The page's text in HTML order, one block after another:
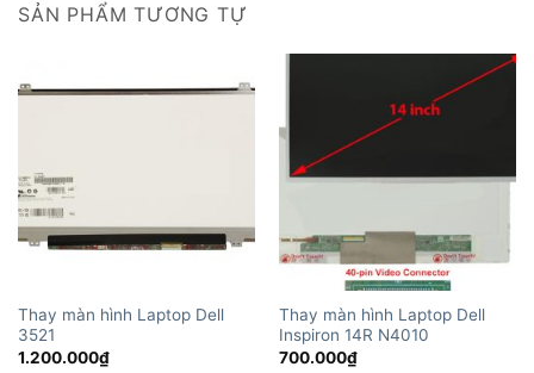
SẢN PHẨM TƯƠNG TỰ
Thay màn hình Laptop Dell
3521
1.200.000₫
Thay màn hình Laptop Dell
Inspiron 14R N4010
700.000₫